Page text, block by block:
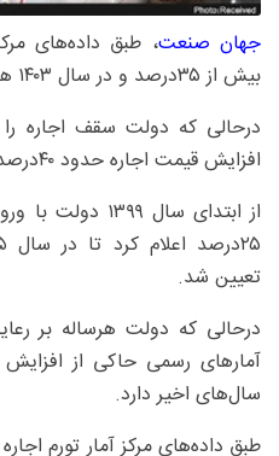
جهان صنعت
بیش از ۳۵درصد و در سال ۱۴۰۳ هم بیش از ۴۰درصد بوده است.
افزایش قیمت اجاره حدود ۴۰درصد شده است.
از ابتدای سال
تعیین شد.
درحالی که دولت هرساله بر
سال‌های اخیر دارد.